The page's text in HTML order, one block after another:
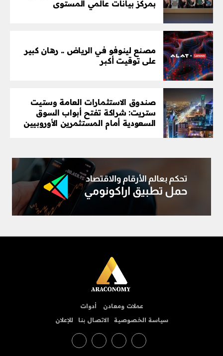
بمركز بيانات عالمي المستوى
مصنع لينوفو في الرياض .. رهان كبير
على توقيت أكبر
صندوق الاستثمارات العامة وستيت
ستريت: شراكة تفتح أبواب السوق
السعودية أمام المستثمرين الأوروبيين
عملات ومعادن
أدوات
سياسة الخصوصية
الاتصال بنا للإعلان